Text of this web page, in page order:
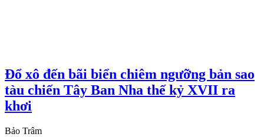
Đổ xô đến bãi biển chiêm ngưỡng bản sao
tàu chiến Tây Ban Nha thế kỷ XVII ra
khơi
Bảo Trâm